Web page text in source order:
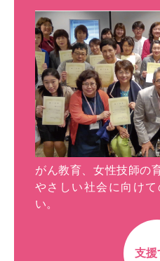
がん教育、女性技師の
やさしい社会に向け
い。
支援